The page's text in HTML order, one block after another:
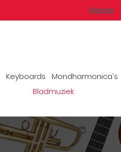
Home
Keyboards Mondharmonica's
Bladmuziek